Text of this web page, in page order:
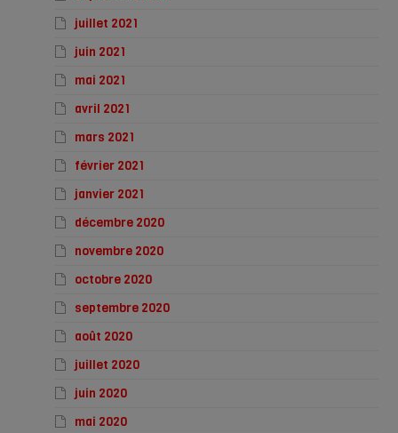
juillet 2021
juin 2021
mai 2021
avril 2021
mars 2021
février 2021
janvier 2021
décembre 2020
novembre 2020
octobre 2020
septembre 2020
août 2020
juillet 2020
juin 2020
mai 2020